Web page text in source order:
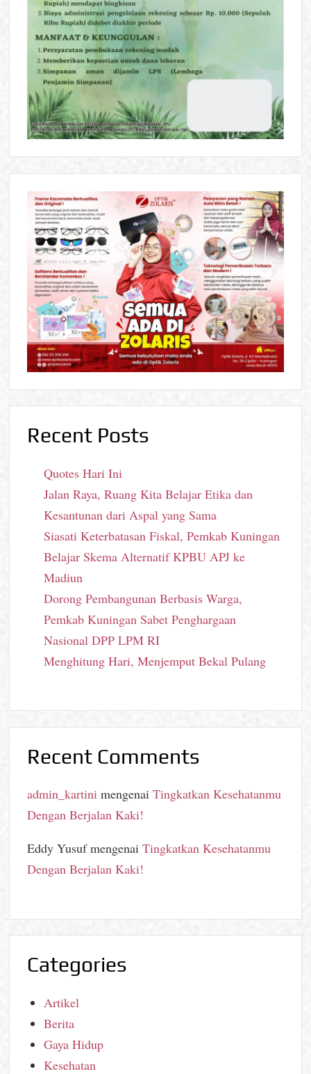
Recent Posts
Quotes Hari Ini
Jalan Raya, Ruang Kita Belajar Etika dan
Kesantunan dari Aspal yang Sama
Siasati Keterbatasan Fiskal, Pemkab Kuningan
Belajar Skema Alternatif KPBU APJ ke
Madiun
Dorong Pembangunan Berbasis Warga,
Pemkab Kuningan Sabet Penghargaan
Nasional DPP LPM RI
Menghitung Hari, Menjemput Bekal Pulang
Recent Comments
admin_kartini mengenaiTingkatkan Kesehatanmu
Dengan Berjalan Kaki!
Eddy YusufmengenaiTingkatkan Kesehatanmu
Dengan Berjalan Kaki!
Categories
Artikel
Berita
Gaya Hidup
Kesehatan